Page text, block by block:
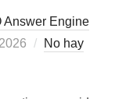
Answer Engine
No hay